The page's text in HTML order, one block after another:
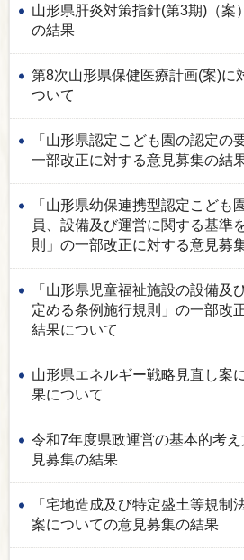
山形県肝炎対策指針(第3期)（案
の結果
第8次山形県保健医療計画(案)に
ついて
「山形県認定こども園の認定の
一部改正に対する意見募集の結
「山形県幼保連携型認定こども
員、設備及び運営に関する基準
則」の一部改正に対する意見募
「山形県児童福祉施設の設備及
定める条例施行規則」の一部改
結果について
山形県エネルギー戦略見直し案
果について
令和7年度県政運営の基本的考
見募集の結果
「宅地造成及び特定盛土等規制
案についての意見募集の結果